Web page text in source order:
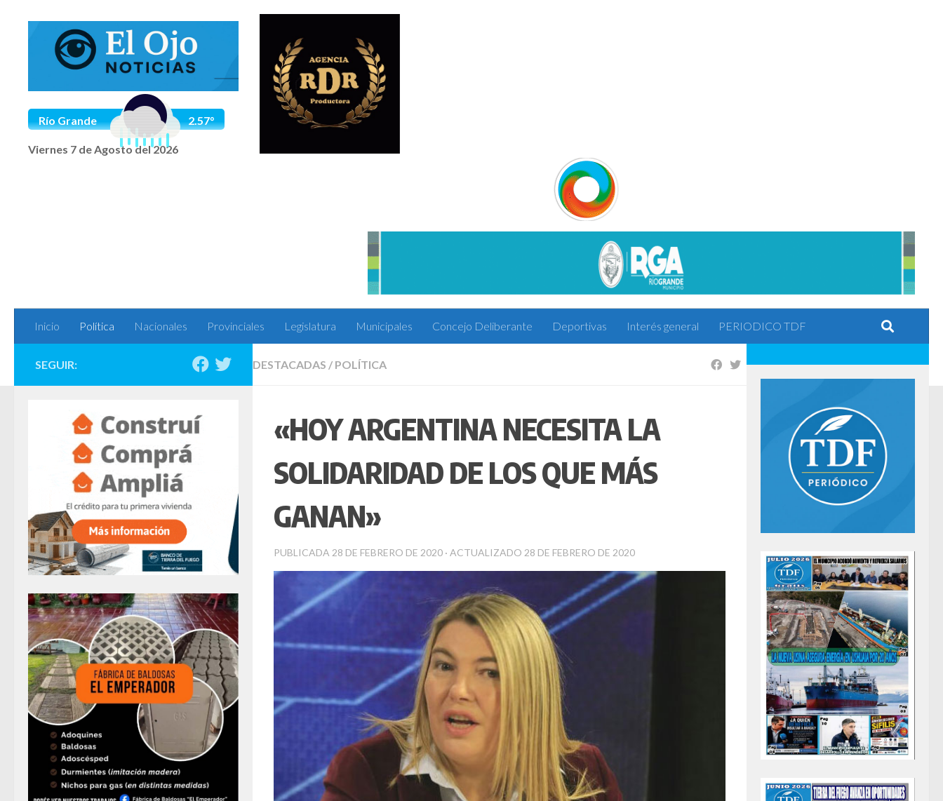
Saltar al contenido
Río Grande 2.57°
Viernes 7 de Agosto del 2026
Inicio Política Nacionales Provinciales Legislatura Municipales Concejo Deliberante Deportivas Interés general PERIODICO TDF
DESTACADAS / POLÍTICA
«HOY ARGENTINA NECESITA LA
SOLIDARIDAD DE LOS QUE MÁS
GANAN»
PUBLICADA 28 DE FEBRERO DE 2020 · ACTUALIZADO 28 DE FEBRERO DE 2020
SEGUIR: